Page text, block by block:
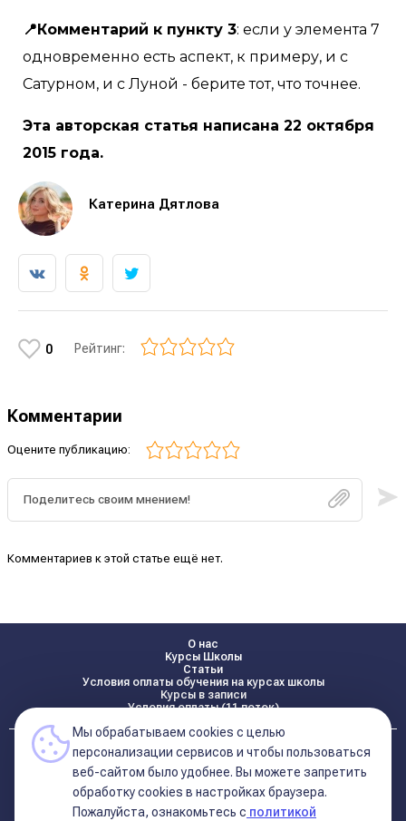
📍Комментарий к пункту 3: если у элемента 7
одновременно есть аспект, к примеру, и с
Сатурном, и с Луной - берите тот, что точнее.
Эта авторская статья написана 22 октября
2015 года.
Катерина Дятлова
0 Рейтинг:
Комментарии
Оцените публикацию:
Комментариев к этой статье ещё нет.
О нас
Курсы Школы
Статьи
Условия оплаты обучения на курсах школы
Курсы в записи
Условия оплаты (11 поток)
Реквизиты
Контакты
Политика конфиденциальности
Мы обрабатываем cookies с целью
персонализации сервисов и чтобы пользоваться
веб-сайтом было удобнее. Вы можете запретить
обработку сookies в настройках браузера.
Пожалуйста, ознакомьтесь с политикой